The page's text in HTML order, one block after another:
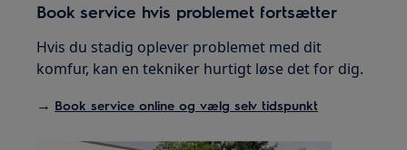
Book service hvis problemet fortsætter
Hvis du stadig oplever problemet med dit
komfur, kan en tekniker hurtigt løse det for dig.
→ Book service online og vælg selv tidspunkt